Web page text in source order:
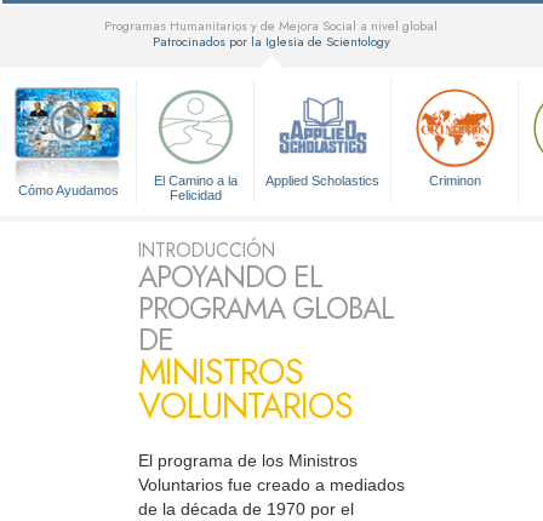
Programas Humanitarios y de Mejora Social a nivel global
Patrocinados por la Iglesia de Scientology
Cómo Ayudamos
El Camino a la
Felicidad
Applied Scholastics Criminon
INTRODUCCIÓN
APOYANDO EL
PROGRAMA GLOBAL
DE
MINISTROS
VOLUNTARIOS
El programa de los Ministros
Voluntarios fue creado a mediados
de la década de 1970 por el